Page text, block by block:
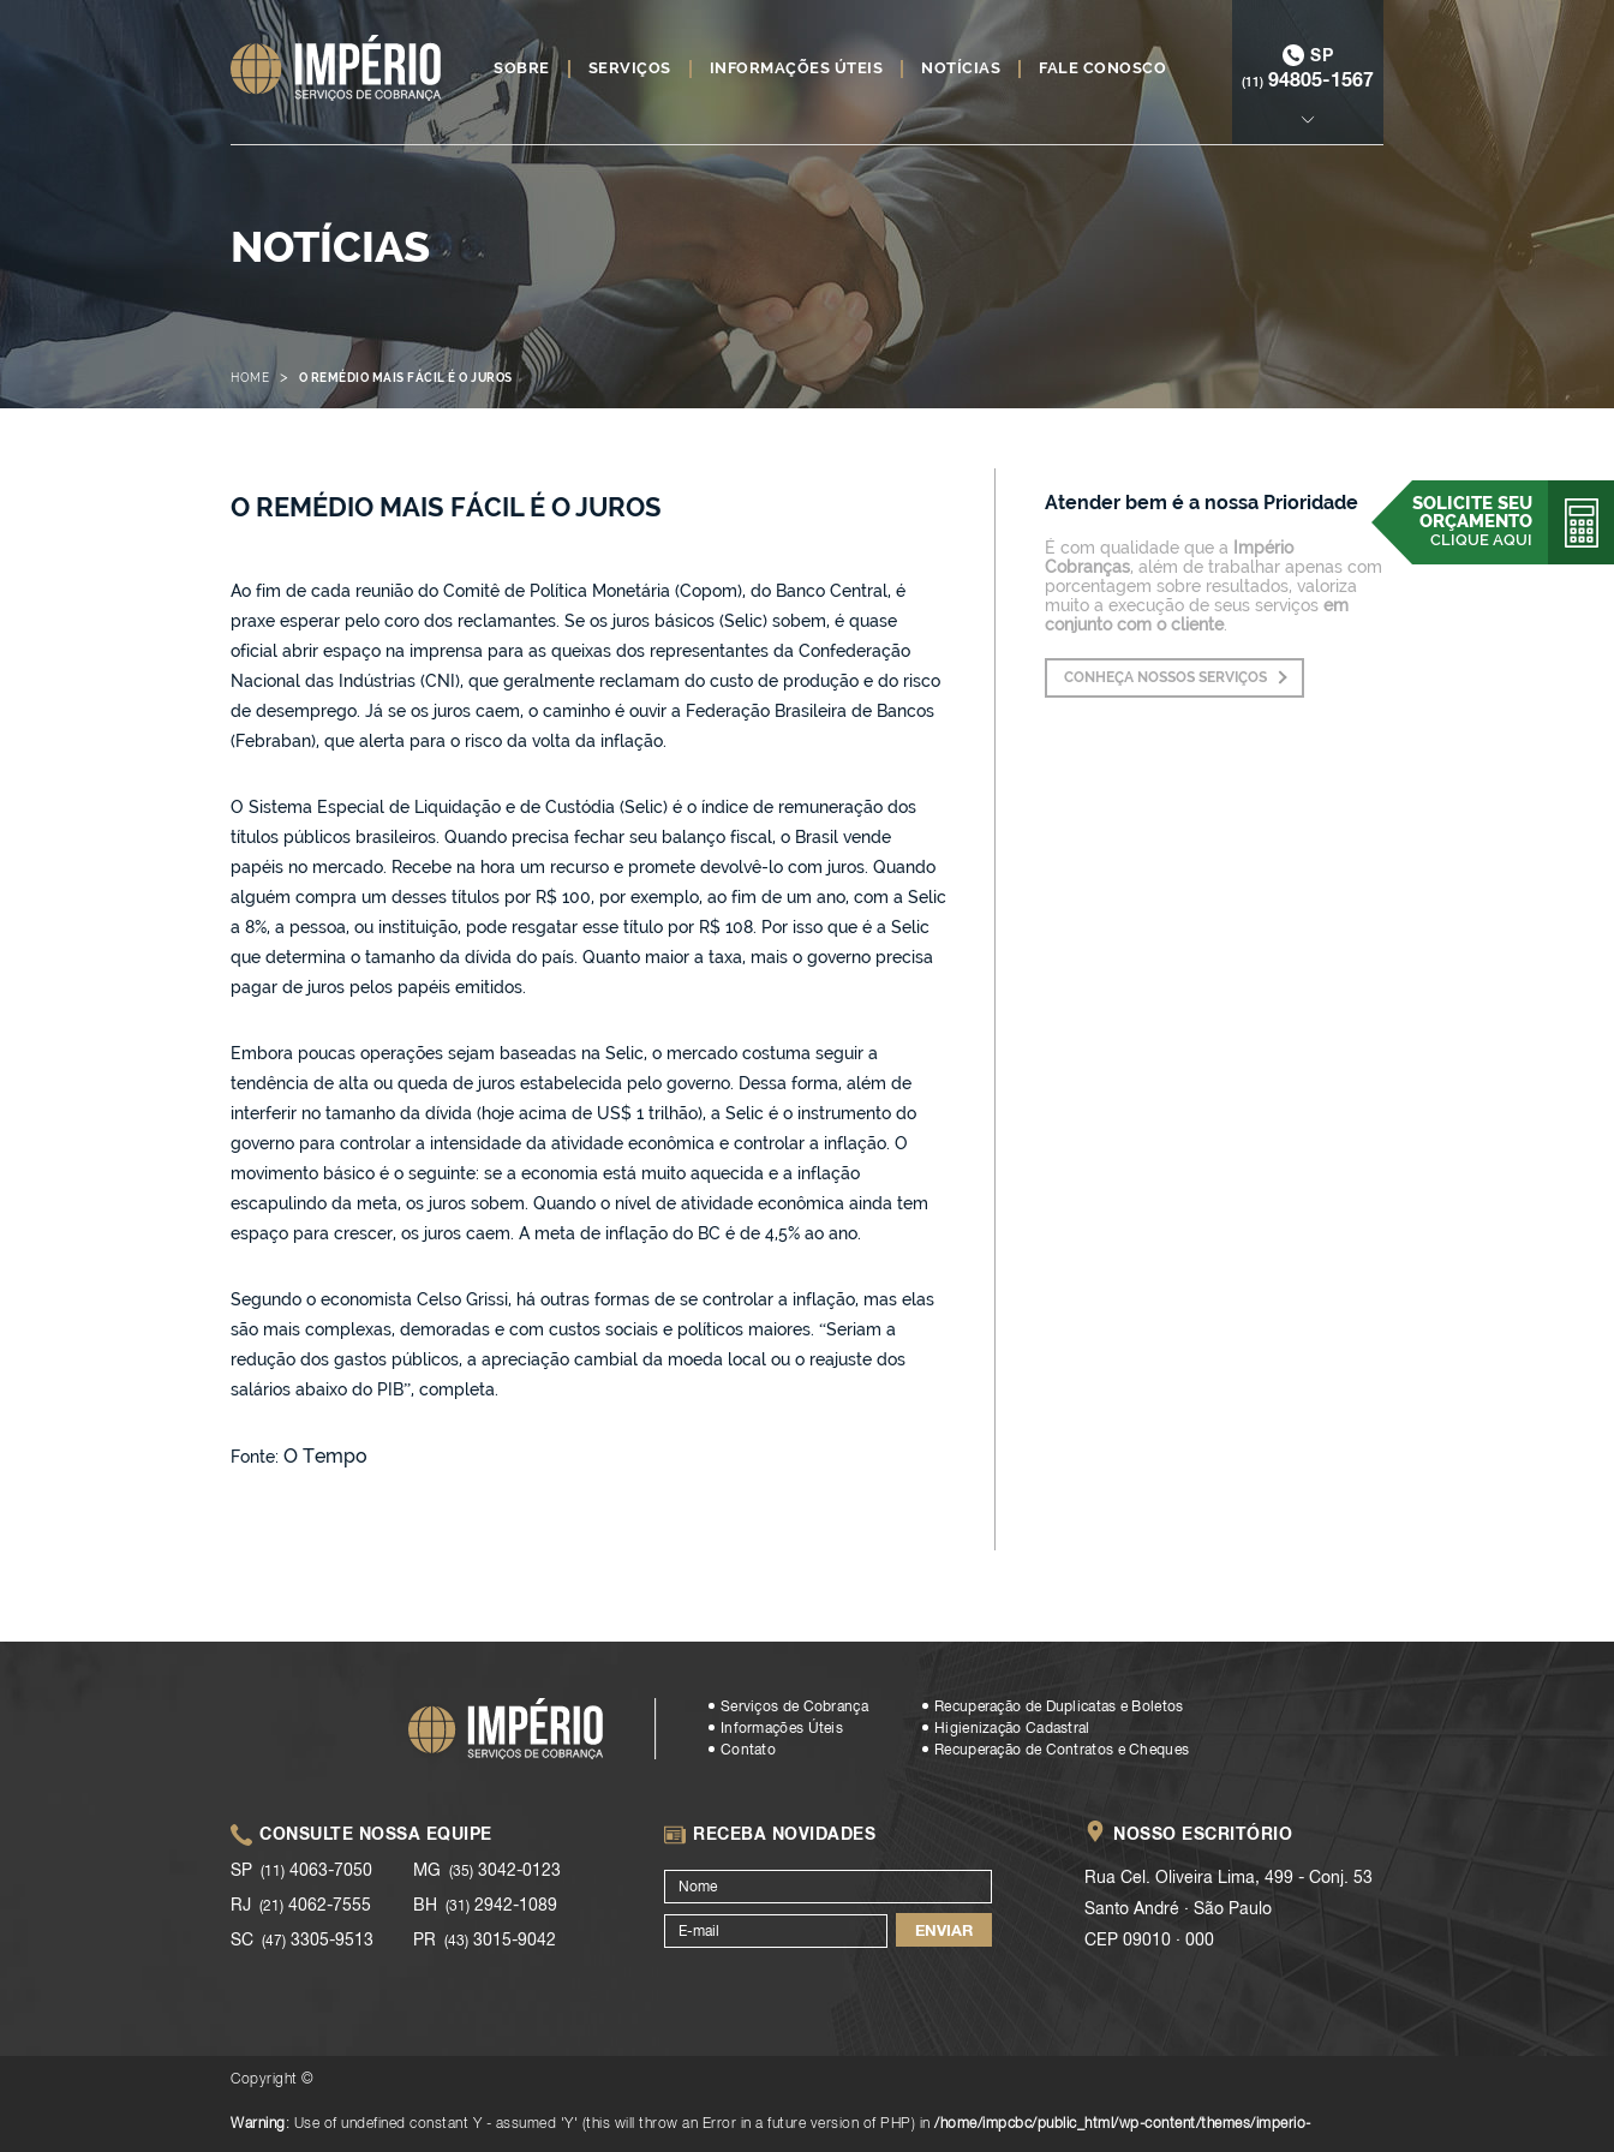
SOBRE SERVIÇOS INFORMAÇÕES ÚTEIS NOTÍCIAS FALE CONOSCO
SP
(11) 94805-1567
SOLICITE SEU
ORÇAMENTO
CLIQUE AQUI
NOTÍCIAS
HOME > O REMÉDIO MAIS FÁCIL É O JUROS
O REMÉDIO MAIS FÁCIL É O JUROS
Ao fim de cada reunião do Comitê de Política Monetária (Copom), do Banco Central, é
praxe esperar pelo coro dos reclamantes. Se os juros básicos (Selic) sobem, é quase
oficial abrir espaço na imprensa para as queixas dos representantes da Confederação
Nacional das Indústrias (CNI), que geralmente reclamam do custo de produção e do risco
de desemprego. Já se os juros caem, o caminho é ouvir a Federação Brasileira de Bancos
(Febraban), que alerta para o risco da volta da inflação.
O Sistema Especial de Liquidação e de Custódia (Selic) é o índice de remuneração dos
títulos públicos brasileiros. Quando precisa fechar seu balanço fiscal, o Brasil vende
papéis no mercado. Recebe na hora um recurso e promete devolvê-lo com juros. Quando
alguém compra um desses títulos por R$ 100, por exemplo, ao fim de um ano, com a Selic
a 8%, a pessoa, ou instituição, pode resgatar esse título por R$ 108. Por isso que é a Selic
que determina o tamanho da dívida do país. Quanto maior a taxa, mais o governo precisa
pagar de juros pelos papéis emitidos.
Embora poucas operações sejam baseadas na Selic, o mercado costuma seguir a
tendência de alta ou queda de juros estabelecida pelo governo. Dessa forma, além de
interferir no tamanho da dívida (hoje acima de US$ 1 trilhão), a Selic é o instrumento do
governo para controlar a intensidade da atividade econômica e controlar a inflação. O
movimento básico é o seguinte: se a economia está muito aquecida e a inflação
escapulindo da meta, os juros sobem. Quando o nível de atividade econômica ainda tem
espaço para crescer, os juros caem. A meta de inflação do BC é de 4,5% ao ano.
Segundo o economista Celso Grissi, há outras formas de se controlar a inflação, mas elas
são mais complexas, demoradas e com custos sociais e políticos maiores. “Seriam a
redução dos gastos públicos, a apreciação cambial da moeda local ou o reajuste dos
salários abaixo do PIB”, completa.
Fonte: O Tempo
Atender bem é a nossa Prioridade
É com qualidade que a
Império
Cobranças, além de trabalhar apenas com
porcentagem sobre resultados, valoriza
muito a execução de seus serviços em
conjunto com o cliente.
CONHEÇA NOSSOS SERVIÇOS
Serviços de Cobrança
Informações Úteis
Contato
Recuperação de Duplicatas e Boletos
Higienização Cadastral
Recuperação de Contratos e Cheques
CONSULTE NOSSA EQUIPE
SP (11) 4063-7050
RJ (21) 4062-7555
SC (47) 3305-9513
MG (35) 3042-0123
BH (31) 2942-1089
PR (43) 3015-9042
RECEBA NOVIDADES NOSSO ESCRITÓRIO
Rua Cel. Oliveira Lima, 499 - Conj. 53
Santo André . São Paulo
CEP 09010 . 000
Copyright ©
Warning: Use of undefined constant Y - assumed 'Y' (this will throw an Error in a future version of PHP) in /home/impcbc/public_html/wp-content/themes/imperio-